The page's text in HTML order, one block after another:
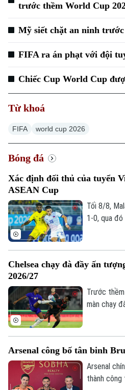
Thời sự
Chính trị
An ninh trật tự
Công nghệ
Người Hà Nội
Khoảnh khắc Hà Nội
Ẩm thực
Thế giới
Tin tức
Quân sự
Hồ sơ
Người Việt 4 phương
Kinh tế
Tin tức
Cafe sáng
Doanh nghiệp
Nhà đất
Tin tức
Đầu tư
Đất đai
Kinh nghiệm
Tàu và Xe
Ô tô
Tàu
Xe máy
Thị trường
Đánh giá
Giáo dục
Tin tức
Tuyển sinh
Văn hóa
Tin tức
Làng nghề
Di tích
Sức khỏe
Y tế
Dinh dưỡng
Thể thao
Bóng đá
Giải trí
trước thềm World Cup
Mỹ siết chặt an ninh
FIFA ra án phạt với đội
Chiếc Cup World Cup
Từ khoá
FIFA world cup 2026
Bóng đá
Xác định đối thủ của tuyển
ASEAN Cup
Tối 8/8,
1-0, qua
Chelsea chạy đà đầy ấn
2026/27
Trước
màn chạy
vào ngày
Arsenal công bố tân binh
Arsenal
thành công